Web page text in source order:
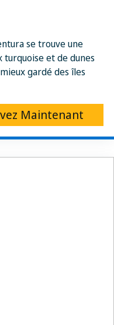
se trouve une
turquoise et de dunes
gardé des îles
Maintenant